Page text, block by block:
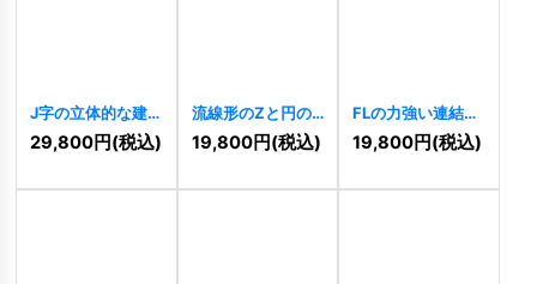
J字の立体的な建
物ロゴ [10362]
29,800円(税込)
流線形のZと円の
ダイナミックロゴ
10330]
19,800円(税込)
FLの力強い連結ス
ピードロゴ
10228]
19,800円(税込)